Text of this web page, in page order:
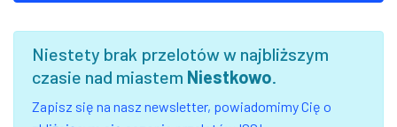
Niestety brak przelotów w najbliższym
czasie nad miastem Niestkowo.
Zapisz się na nasz newsletter, powiadomimy Cię o